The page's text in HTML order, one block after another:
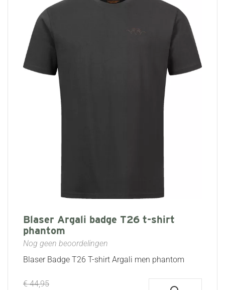
Blaser Argali badge T26 t-shirt
phantom
Nog geen beoordelingen
Blaser Badge T26 T-shirt Argali men phantom
€ 44,95